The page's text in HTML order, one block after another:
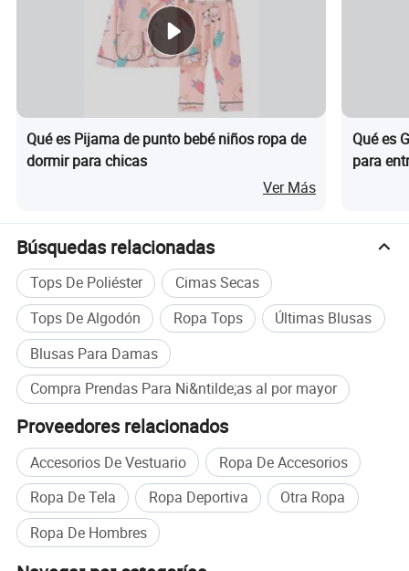
Técnicos impresos
Temperatura transpirable, sostenible
Cuello o-cuello
Qué es Pijama de punto bebé niños ropa de
dormir para chicas
Ver Más
Qué es
para
Búsquedas relacionadas
Tops De Poliéster
Cimas Secas
Tops De Algodón
Ropa Tops
Últimas Blusas
Blusas Para Damas
Compra Prendas Para Ni&ntilde;as al por mayor
Proveedores relacionados
Accesorios De Vestuario
Ropa De Accesorios
Ropa De Tela
Ropa Deportiva
Otra Ropa
Ropa De Hombres